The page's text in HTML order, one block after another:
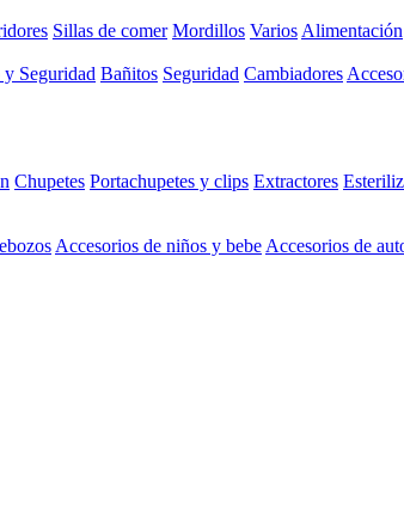
Sillas de comer Mordillos Varios Alimentación
Seguridad Bañitos Seguridad Cambiadores
Chupetes Portachupetes y clips Extractores
Accesorios de niños y bebe Accesorios de